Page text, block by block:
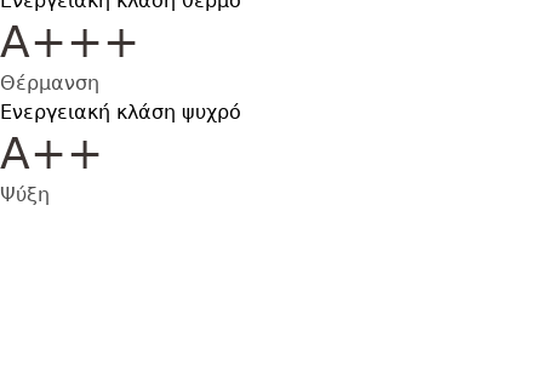
Α+++
Θέρμανση
Ενεργειακή κλάση ψυχρό
Α++
Ψύξη